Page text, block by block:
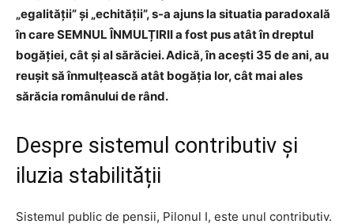
„egalității” și „echității”, s-a ajuns la situatia paradoxală
în care SEMNUL ÎNMULȚIRII a fost pus atât în dreptul
bogăției, cât și al sărăciei. Adică, în acești 35 de ani, au
reușit să înmulțească atât bogăția lor, cât mai ales
sărăcia românului de rând.
Despre sistemul contributiv și
iluzia stabilității
Sistemul public de pensii, Pilonul I, este unul contributiv.